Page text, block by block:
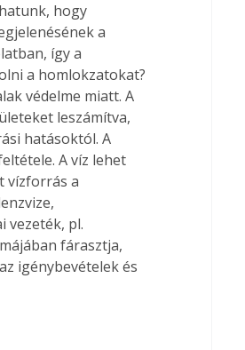
hogy
a
így a
a homlokzatokat?
védelme miatt. A
leszámítva,
hatásoktól. A
A víz lehet
vízforrás a
vezeték, pl.
fárasztja,
igénybevételek és